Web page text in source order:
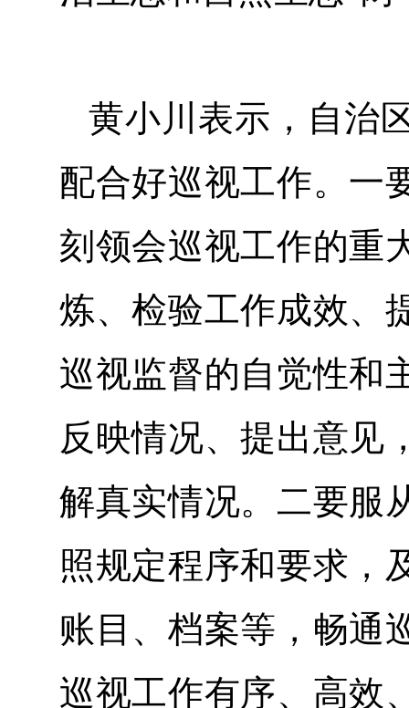
黄小川表示，自治
配合好巡视工作。一
刻领会巡视工作的重
炼、检验工作成效、
巡视监督的自觉性和
反映情况、提出意见
解真实情况。二要服
照规定程序和要求，
账目、档案等，畅通
巡视工作有序、高效